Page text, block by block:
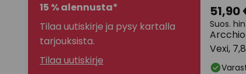
15 % alennusta*
Tilaa uutiskirje ja pysy kartalla
tarjouksista.
Tilaa uutiskirje
Arcchio
Vexi,
51,90
Suos.